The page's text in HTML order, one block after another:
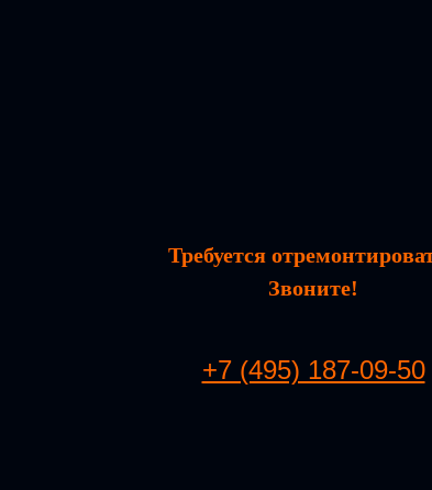
Требуется
Звоните!
+7 (495) 187-09-50